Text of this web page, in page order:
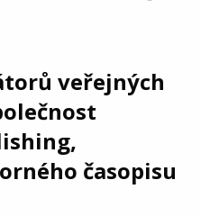
veřejných
časopisu